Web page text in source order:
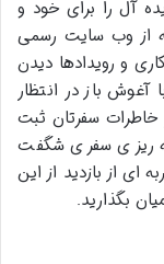
آل را برای خود و
از وب سایت رسمی
و رویدادها دیدن
باز در انتظار
خاطرات سفرتان ثبت
ریزی سفری شگفت
ای از بازدید از این
بگذارید.